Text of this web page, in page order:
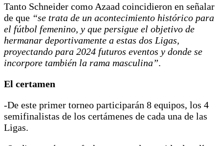
Tanto Schneider como Azaad coincidieron en señalar
de que “se trata de un acontecimiento histórico para
el fútbol femenino, y que persigue el objetivo de
hermanar deportivamente a estas dos Ligas,
proyectando para 2024 futuros eventos y donde se
incorpore también la rama masculina”.
El certamen
-De este primer torneo participarán 8 equipos, los 4
semifinalistas de los certámenes de cada una de las
Ligas.